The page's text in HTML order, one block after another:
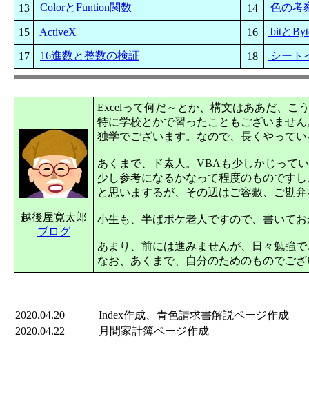
13 ColorとFuntion関数 14 色の考
15 ActiveX 16 bitと
17 16進数と整数の検証 18 シート
越後屋寛太郎
ブログ
Excelって何だ～とか、構文はああだ、こ
特に学校とかで習ったこともございません
独学でございます。なので、長くやって
あくまで、ド素人。VBAも少しかじって
少し参考になるかなって程度のものです
と思いまするが、その辺はご容赦、ご勘
小生も、半ばボケ老人ですので、書いて
あまり、前には進みませんが、日々勉強
なお、あくまで、自分のためのものでご
2020.04.20
Index作成、青色請求書解説ページ作成
2020.04.22
月間家計簿ページ作成